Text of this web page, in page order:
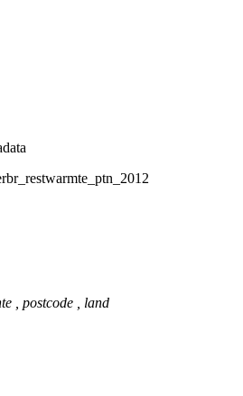
postcode
land